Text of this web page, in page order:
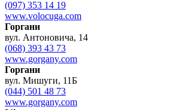
(097) 353 14 19
www.volocuga.com
Горгани
вул. Антоновича, 14
(068) 393 43 73
www.gorgany.com
Горгани
вул. Мишуги, 11Б
(044) 501 48 73
www.gorgany.com